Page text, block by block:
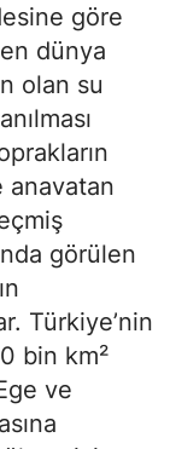
göre
dünya
olan su
anavatan
görülen
Türkiye’nin
bin km²
ve